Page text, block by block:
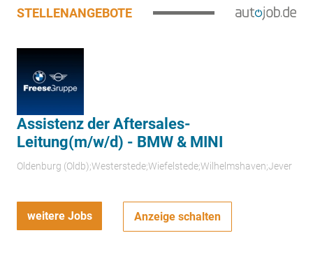
STELLENANGEBOTE
Assistenz der Aftersales-
Leitung(m/w/d) - BMW & MINI
Oldenburg (Oldb);Westerstede;Wiefelstede;Wilhelmshaven;Jever
weitere Jobs Anzeige schalten